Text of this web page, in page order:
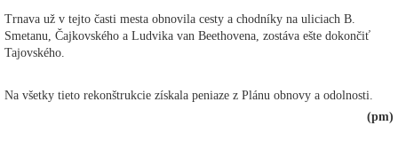
Trnava už v tejto časti mesta obnovila cesty a chodníky na uliciach B.
Smetanu, Čajkovského a Ludvika van Beethovena, zostáva ešte dokončiť
Tajovského.
Na všetky tieto rekonštrukcie získala peniaze z Plánu obnovy a odolnosti.
(pm)